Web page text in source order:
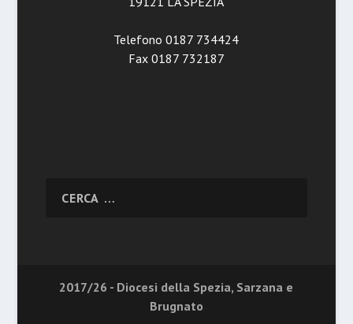
Telefono 0187 734424
Fax 0187 732187
2017/26 - Diocesi della Spezia, Sarzana e
Brugnato